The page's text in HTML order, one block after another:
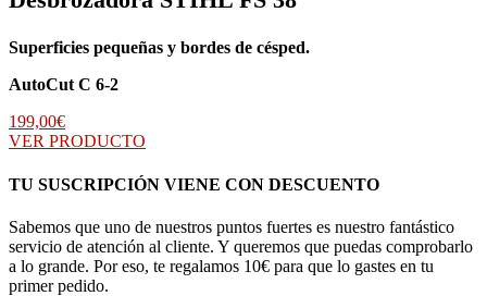
Superficies pequeñas y bordes de césped.
AutoCut C 6-2
199,00€
VER PRODUCTO
TU SUSCRIPCIÓN VIENE CON DESCUENTO
Sabemos que uno de nuestros puntos fuertes es nuestro fantástico
servicio de atención al cliente. Y queremos que puedas comprobarlo
a lo grande. Por eso, te regalamos 10€ para que lo gastes en tu
primer pedido.